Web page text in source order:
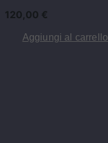
120,00 €
Aggiungi al carrello